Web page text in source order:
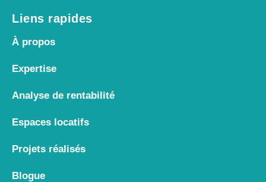
Liens rapides
À propos
Expertise
Analyse de rentabilité
Espaces locatifs
Projets réalisés
Blogue